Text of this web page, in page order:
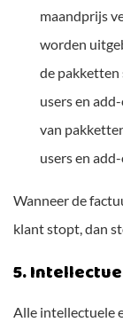
maandprijs
worden
de pakketten
users en
van
users en
Wanneer de
klant stopt, dan
5.
Alle intellectuele